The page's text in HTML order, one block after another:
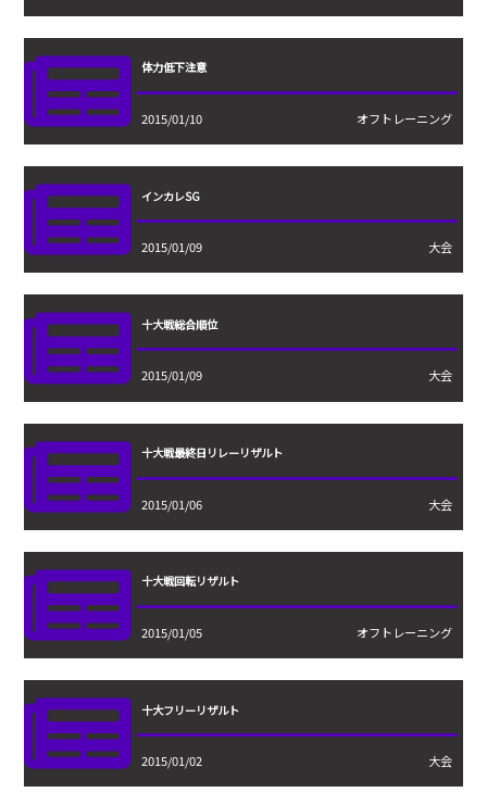
体力低下注意
2015/01/10 オフトレーニング
インカレSG
2015/01/09 大会
十大戦総合順位
2015/01/09 大会
十大戦最終日リレーリザルト
2015/01/06 大会
十大戦回転リザルト
2015/01/05 オフトレーニング
十大フリーリザルト
2015/01/02 大会